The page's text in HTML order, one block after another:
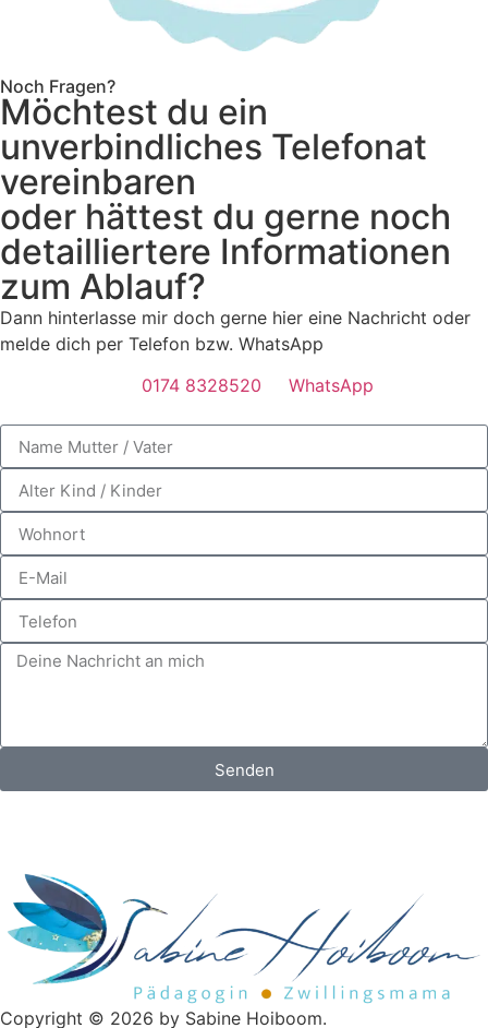
Noch Fragen?
Möchtest du ein
unverbindliches Telefonat
vereinbaren
oder hättest du gerne noch
detailliertere Informationen
zum Ablauf?
Dann hinterlasse mir doch gerne hier eine Nachricht oder
melde dich per Telefon bzw. WhatsApp
0174 8328520
WhatsApp
Senden
Copyright © 2026 by Sabine Hoiboom.